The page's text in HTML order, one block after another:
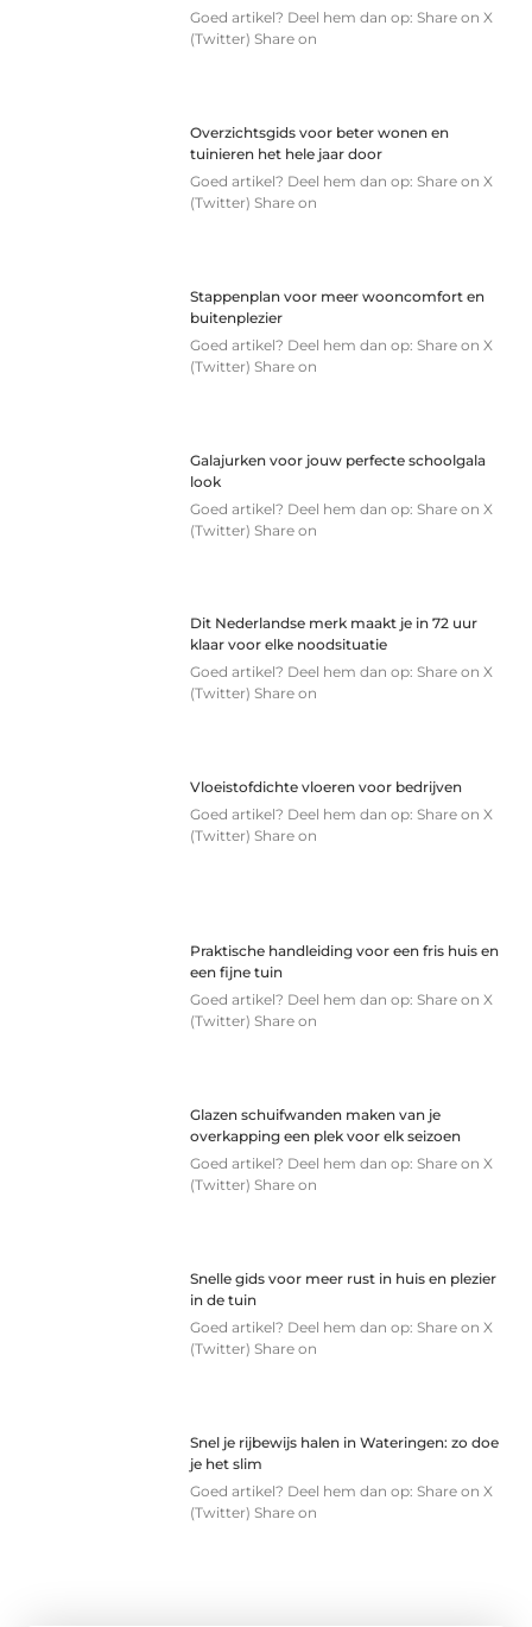
Goed artikel? Deel hem dan op: Share on X
(Twitter) Share on
Overzichtsgids voor beter wonen en
tuinieren het hele jaar door
Goed artikel? Deel hem dan op: Share on X
(Twitter) Share on
Stappenplan voor meer wooncomfort en
buitenplezier
Goed artikel? Deel hem dan op: Share on X
(Twitter) Share on
Galajurken voor jouw perfecte schoolgala
look
Goed artikel? Deel hem dan op: Share on X
(Twitter) Share on
Dit Nederlandse merk maakt je in 72 uur
klaar voor elke noodsituatie
Goed artikel? Deel hem dan op: Share on X
(Twitter) Share on
Vloeistofdichte vloeren voor bedrijven
Goed artikel? Deel hem dan op: Share on X
(Twitter) Share on
Praktische handleiding voor een fris huis en
een fijne tuin
Goed artikel? Deel hem dan op: Share on X
(Twitter) Share on
Glazen schuifwanden maken van je
overkapping een plek voor elk seizoen
Goed artikel? Deel hem dan op: Share on X
(Twitter) Share on
Snelle gids voor meer rust in huis en plezier
in de tuin
Goed artikel? Deel hem dan op: Share on X
(Twitter) Share on
Snel je rijbewijs halen in Wateringen: zo doe
je het slim
Goed artikel? Deel hem dan op: Share on X
(Twitter) Share on